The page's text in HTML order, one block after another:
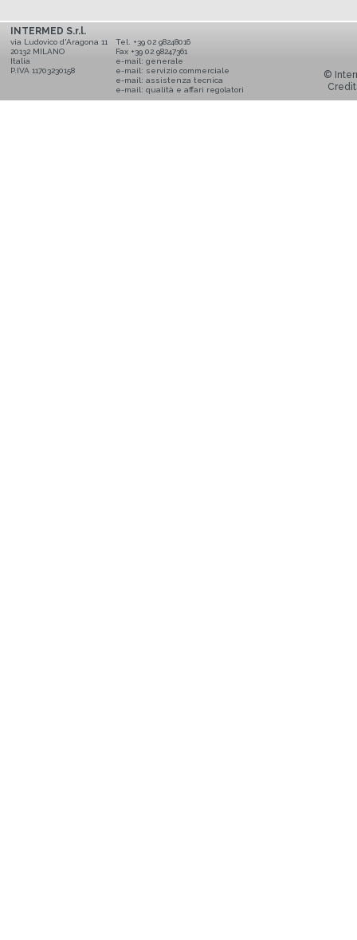
INTERMED S.r.l.
via Ludovico d'Aragona 11
20132 MILANO
Italia
P.IVA 11703230158
Tel. +39 02 98248016
Fax +39 02 98247361
e-mail: generale
e-mail: servizio commerciale
e-mail: assistenza tecnica
e-mail: qualità e affari regolatori
©